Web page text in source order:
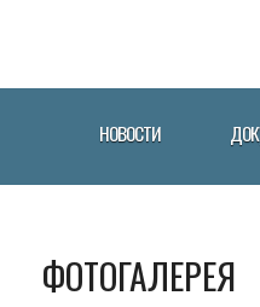
НОВОСТИ
ФОТОГАЛЕРЕЯ